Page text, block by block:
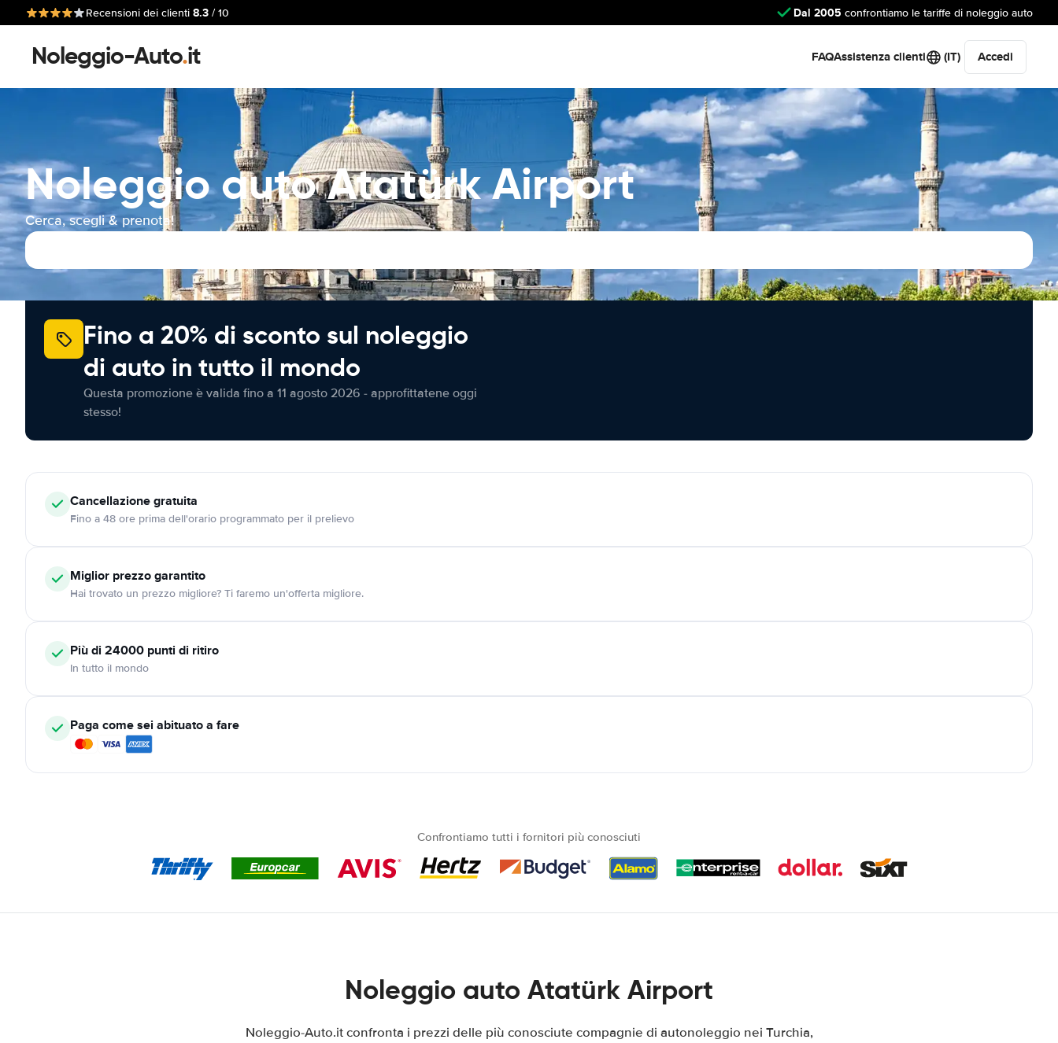
Recensioni dei clienti 8.3 / 10 Dal 2005 confrontiamo le tariffe di noleggio auto
Noleggio-Auto.it FAQAssistenza clienti (IT) Accedi
Noleggio auto Atatürk Airport
Cerca, scegli & prenota!
Fino a 20% di sconto sul noleggio
di auto in tutto il mondo
Questa promozione è valida fino a 11 agosto 2026 - approfittatene oggi
stesso!
Cancellazionegratuita
Fino a 48 ore prima dell'orario programmato per il prelievo
Miglior prezzo garantito
Hai trovato un prezzo migliore? Ti faremo un'offerta migliore.
Più di 24000 punti di ritiro
In tutto il mondo
Paga come sei abituato a fare
Confrontiamo tutti i fornitori più conosciuti
Noleggio auto Atatürk Airport
Noleggio-Auto.it confronta i prezzi delle più conosciute compagnie di autonoleggio nei Turchia,